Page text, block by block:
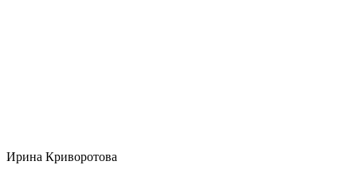
Ирина Криворотова